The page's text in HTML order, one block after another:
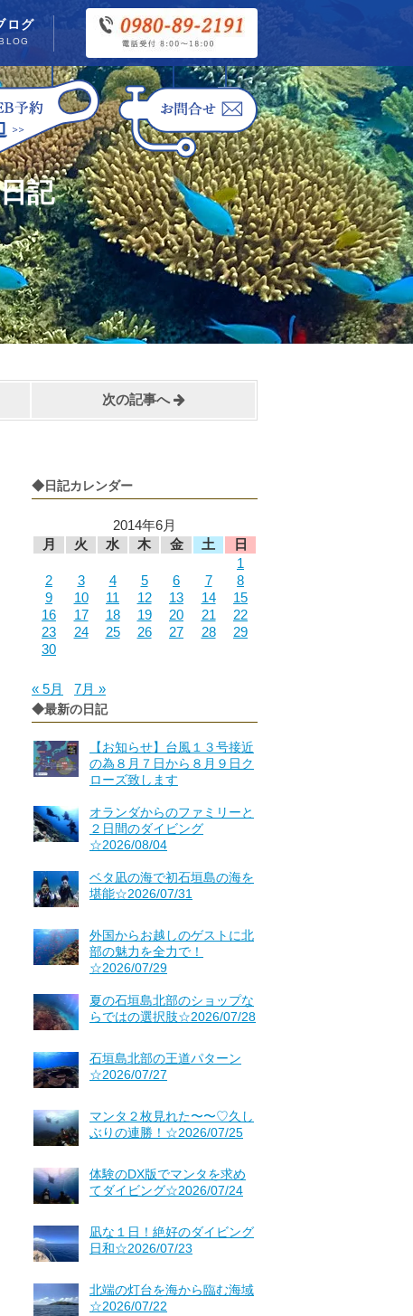
ログ
記
次の記事へ
◆日記カレンダー
2014年6月
月
火 水 木 金 土
日
1
2
3 4 5 6 7
8
9
10 11 12 13 14
15
16
17 18 19 20 21
22
23
24 25 26 27 28
29
30
« 5月 7月 »
◆最新の日記
【お知らせ】台風１３号接近
の為８月７日から８月９日ク
ローズ致します
オランダからのファミリーと
２日間のダイビング
☆2026/08/04
ベタ凪の海で初石垣島の海を
堪能☆2026/07/31
外国からお越しのゲストに北
部の魅力を全力で！
☆2026/07/29
夏の石垣島北部のショップな
らではの選択肢☆2026/07/28
石垣島北部の王道パターン
☆2026/07/27
マンタ２枚見れた〜〜♡久し
ぶりの連勝！☆2026/07/25
体験のDX版でマンタを求め
てダイビング☆2026/07/24
凪な１日！絶好のダイビング
日和☆2026/07/23
北端の灯台を海から臨む海域
☆2026/07/22